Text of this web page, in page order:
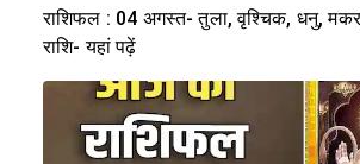
राशिफल : 04 अगस्त- तुला, वृश्चिक, धनु,
राशि- यहां पढ़ें